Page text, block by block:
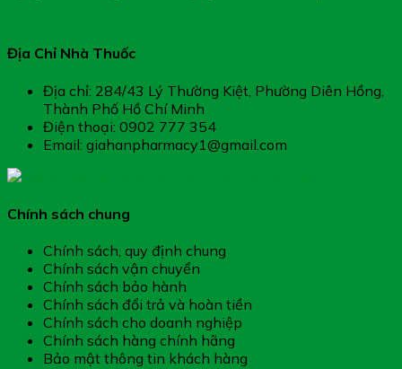
Địa Chỉ Nhà Thuốc
Địa chỉ: 284/43 Lý Thường Kiệt, Phường Diên Hồng,
Thành Phố Hồ Chí Minh
Điện thoại: 0902 777 354
Email: giahanpharmacy1@gmail.com
Chính sách chung
Chính sách, quy định chung
Chính sách vận chuyển
Chính sách bảo hành
Chính sách đổi trả và hoàn tiền
Chính sách cho doanh nghiệp
Chính sách hàng chính hãng
Bảo mật thông tin khách hàng